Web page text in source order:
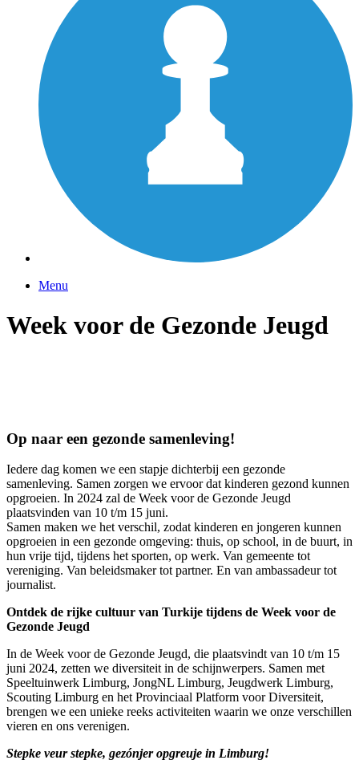
Menu
Week voor de Gezonde Jeugd
Op naar een gezonde samenleving!
Iedere dag komen we een stapje dichterbij een gezonde
samenleving. Samen zorgen we ervoor dat kinderen gezond kunnen
opgroeien. In 2024 zal de Week voor de Gezonde Jeugd
plaatsvinden van 10 t/m 15 juni.
Samen maken we het verschil, zodat kinderen en jongeren kunnen
opgroeien in een gezonde omgeving: thuis, op school, in de buurt, in
hun vrije tijd, tijdens het sporten, op werk. Van gemeente tot
vereniging. Van beleidsmaker tot partner. En van ambassadeur tot
journalist.
Ontdek de rijke cultuur van Turkije tijdens de Week voor de
Gezonde Jeugd
In de Week voor de Gezonde Jeugd, die plaatsvindt van 10 t/m 15
juni 2024, zetten we diversiteit in de schijnwerpers. Samen met
Speeltuinwerk Limburg, JongNL Limburg, Jeugdwerk Limburg,
Scouting Limburg en het Provinciaal Platform voor Diversiteit,
brengen we een unieke reeks activiteiten waarin we onze verschillen
vieren en ons verenigen.
Stepke veur stepke, gezónjer opgreuje in Limburg!